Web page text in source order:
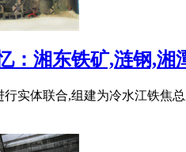
：湘东铁矿,涟钢,湘
实体联合,组建为冷水江铁焦